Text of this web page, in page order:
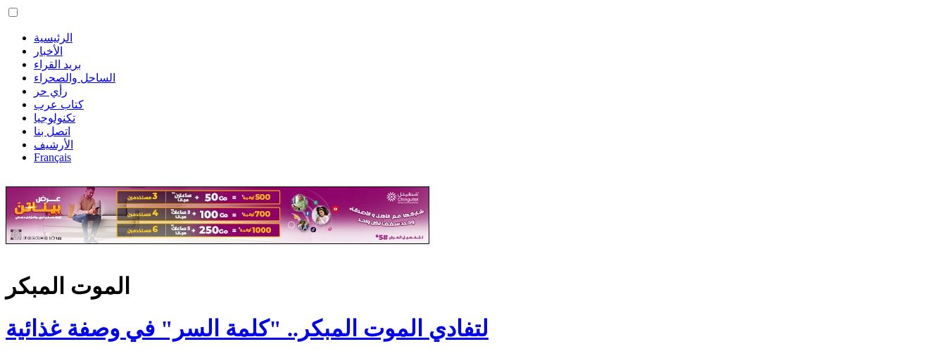
الرئيسية
الأخبار
بريد القراء
الساحل والصحراء
رأي حر
كتاب عرب
تكنولوجيا
اتصل بنا
الأرشيف
Français
الموت المبكر
لتفادي الموت المبكر.. "كلمة السر" في وصفة غذائية